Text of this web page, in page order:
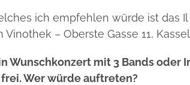
ich empfehlen würde ist das
– Oberste Gasse 11,
Wunschkonzert mit 3 Bands oder
Wer würde auftreten?